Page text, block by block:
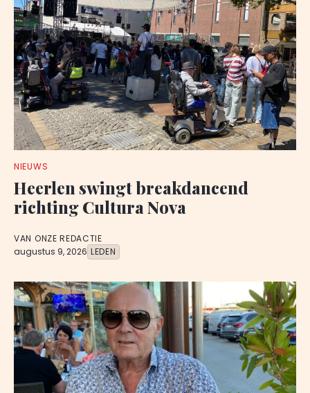
NIEUWS
Heerlen swingt breakdancend
richting Cultura Nova
VAN ONZE REDACTIE
augustus 9, 2026 LEDEN